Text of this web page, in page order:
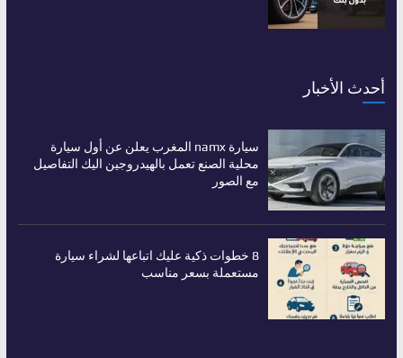
أحدث الأخبار
سيارة namx المغرب يعلن عن أول سيارة
محلية الصنع تعمل بالهيدروجين اليك التفاصيل
مع الصور
8 خطوات ذكية عليك اتباعها لشراء سيارة
مستعملة بسعر مناسب